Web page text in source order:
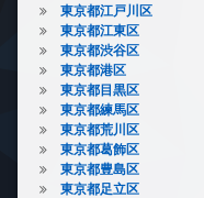
東京都江戸川区
東京都江東区
東京都渋谷区
東京都港区
東京都目黒区
東京都練馬区
東京都荒川区
東京都葛飾区
東京都豊島区
東京都足立区